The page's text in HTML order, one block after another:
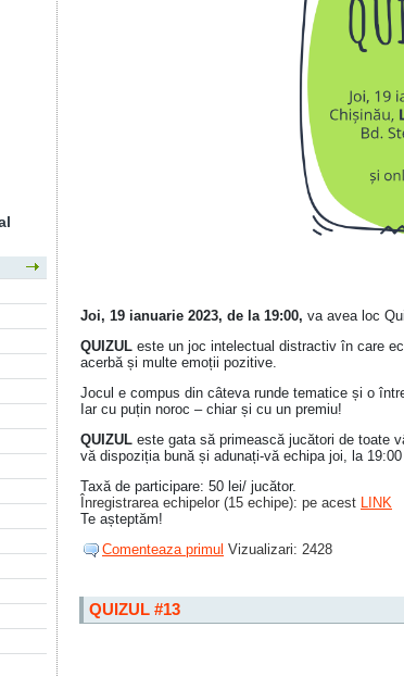
Joi, 19 ianuarie 2023, de la 19:00, va avea loc
QUIZUL este un joc intelectual distractiv în care
acerbă și multe emoții pozitive.
Jocul e compus din câteva runde tematice și o
Iar cu puțin noroc – chiar și cu un premiu!
QUIZUL este gata să primească jucători de toate
vă dispoziția bună și adunați-vă echipa joi, la
Taxă de participare: 50 lei/ jucător.
Înregistrarea echipelor (15 echipe): pe acest LINK
Te așteptăm!
Comenteaza primul Vizualizari: 2428
QUIZUL #13